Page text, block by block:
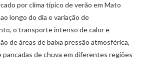
por clima típico de verão em Mato
longo do dia e variação de
o transporte intenso de calor e
de áreas de baixa pressão atmosférica,
pancadas de chuva em diferentes regiões